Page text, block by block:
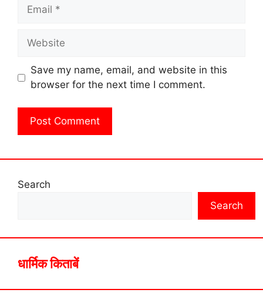
Email
Website
Save my name, email, and website in this
browser for the next time I comment.
Search
Search
धार्मिक किताबें